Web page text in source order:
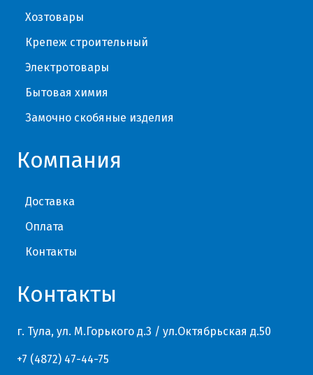
Хозтовары
Крепеж строительный
Электротовары
Бытовая химия
Замочно скобяные изделия
Компания
Доставка
Оплата
Контакты
Контакты
г. Тула, ул. М.Горького д.3 / ул.Октябрьская д.50
+7 (4872) 47-44-75